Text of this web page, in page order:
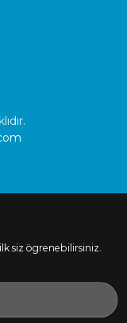
siz ögrenebilirsiniz.